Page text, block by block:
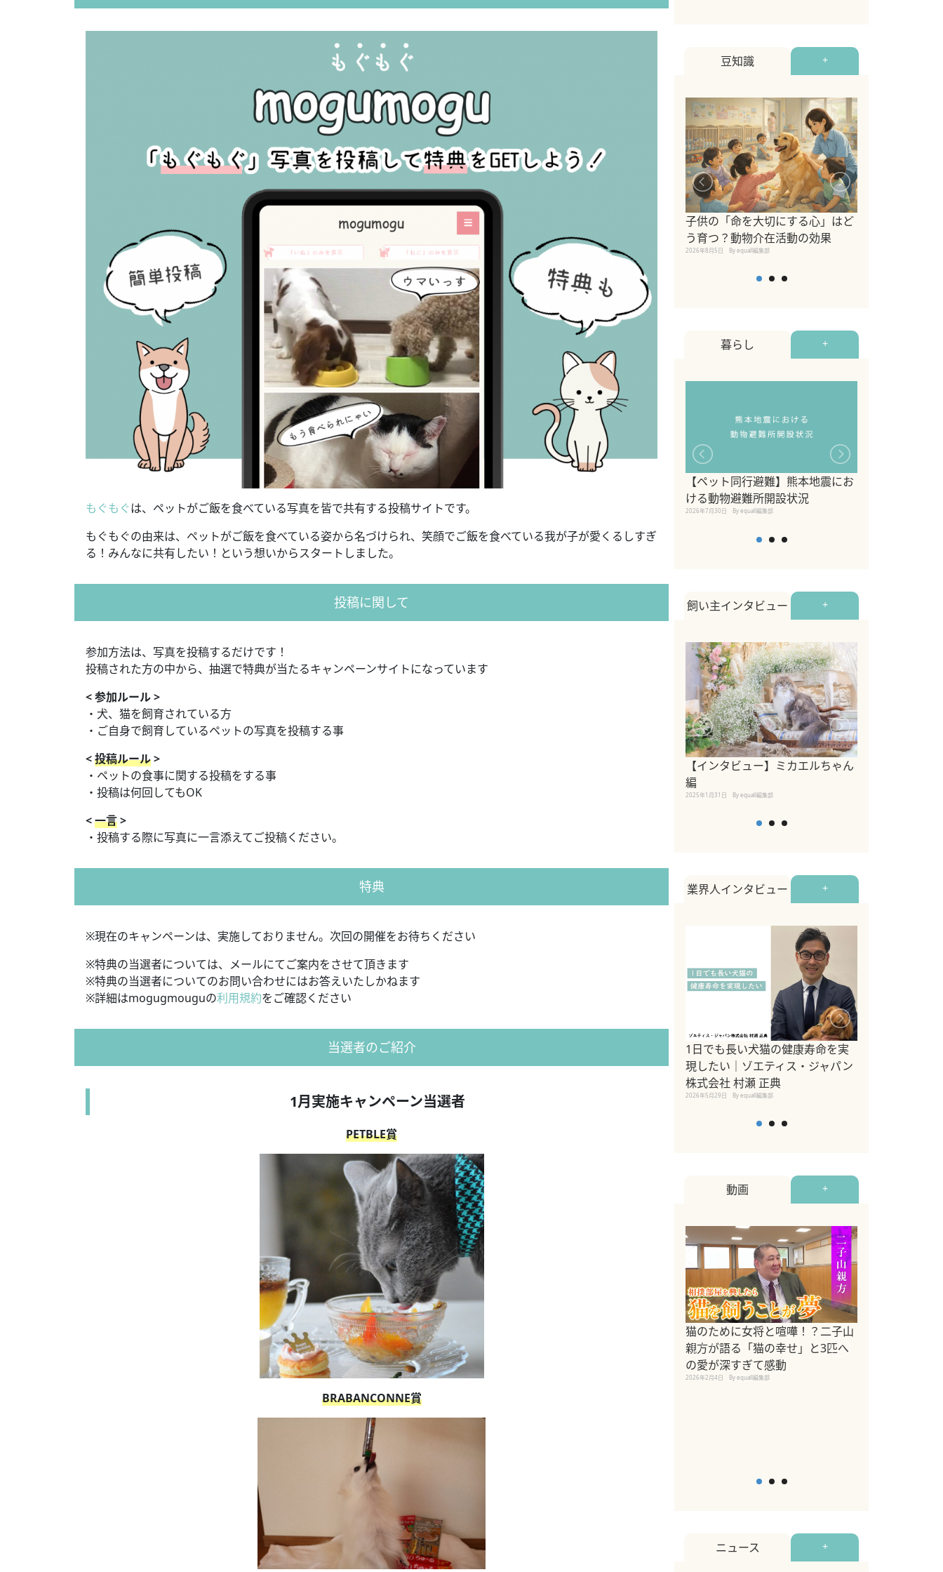
もぐもぐは、ペットがご飯を食べている写真を皆で共有する投稿サイトです。
もぐもぐの由来は、ペットがご飯を食べている姿から名づけられ、笑顔でご飯を食べている我が子が愛くるしすぎ
る！みんなに共有したい！という想いからスタートしました。
投稿に関して
参加方法は、写真を投稿するだけです！
投稿された方の中から、抽選で特典が当たるキャンペーンサイトになっています
< 参加ルール >
・犬、猫を飼育されている方
・ご自身で飼育しているペットの写真を投稿する事
<投稿ルール>
・ペットの食事に関する投稿をする事
・投稿は何回してもOK
<一言>
・投稿する際に写真に一言添えてご投稿ください。
特典
※現在のキャンペーンは、実施しておりません。次回の開催をお待ちください
※特典の当選者については、メールにてご案内をさせて頂きます
※特典の当選者についてのお問い合わせにはお答えいたしかねます
※詳細はmogugmouguの利用規約をご確認ください
当選者のご紹介
1月実施キャンペーン当選者
PETBLE賞
BRABANCONNE賞
豆知識 +
子供の「命を大切にする心」はど
う育つ？動物介在活動の効果
2026年8月5日 By equall編集部
暮らし +
【ペット同行避難】熊本地震にお
ける動物避難所開設状況
2026年7月30日 By equall編集部
飼い主インタビュー +
【インタビュー】ミカエルちゃん
編
2025年1月31日 By equall編集部
業界人インタビュー +
1日でも長い犬猫の健康寿命を実
現したい｜ゾエティス・ジャパン
株式会社 村瀬 正典
2026年5月29日 By equall編集部
動画 +
猫のために女将と喧嘩！？二子山
親方が語る「猫の幸せ」と3匹へ
の愛が深すぎて感動
2026年2月4日 By equall編集部
ニュース +